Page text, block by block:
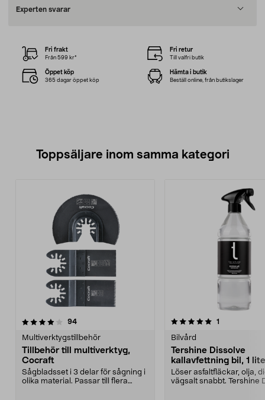
Experten svarar
Fri frakt
Från 599 kr*
Fri retur
Till valfri butik
Öppet köp
365 dagar öppet köp
Hämta i butik
Beställ online, från butikslager
Toppsäljare inom samma kategori
94recensioner
Multiverktygstillbehör
Tillbehör till multiverktyg,
Cocraft
Sågbladsset i 3 delar för sågning i
olika material. Passar till flera
5.0 av 5 stjärnor 1
Bilvård
Tershine Dissolve
kallavfettning bil, 1
Löser asfaltfläckar, olja,
vägsalt snabbt. Tershine
4.0 av 5 stjärnor